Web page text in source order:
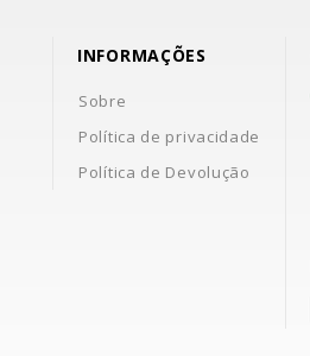
INFORMAÇÕES
Sobre
Política de privacidade
Política de Devolução